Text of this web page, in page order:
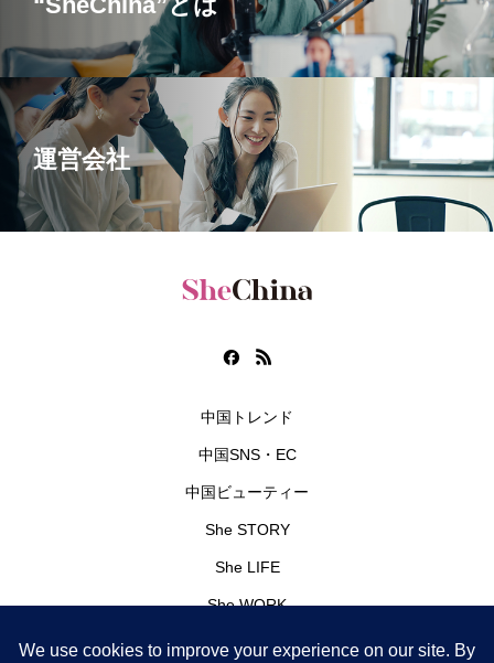
運営会社
中国トレンド
中国SNS・EC
中国ビューティー
She STORY
She LIFE
She WORK
編集部